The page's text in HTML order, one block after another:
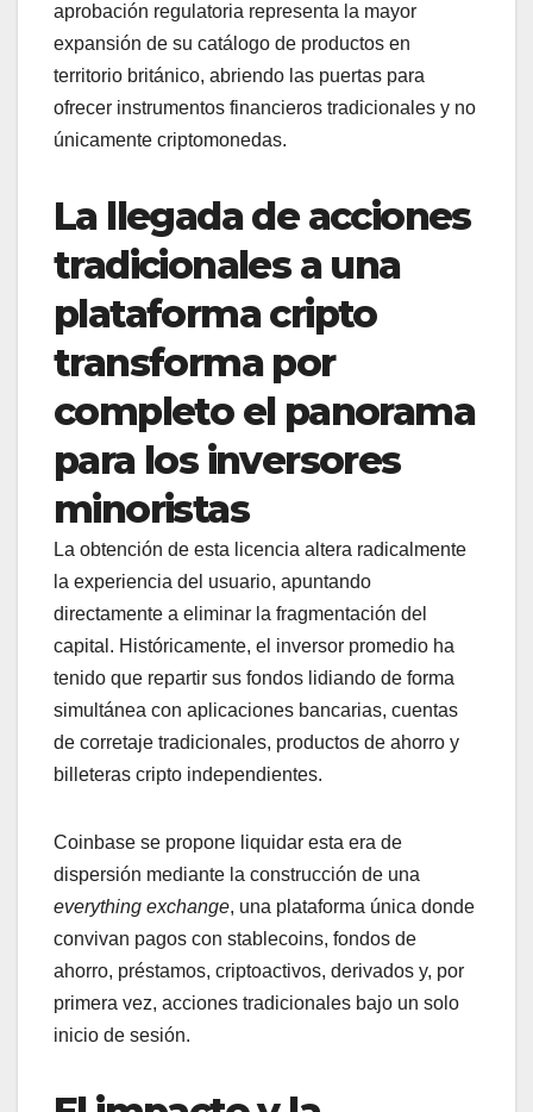
aprobación regulatoria representa la mayor
expansión de su catálogo de productos en
territorio británico, abriendo las puertas para
ofrecer instrumentos financieros tradicionales y no
únicamente criptomonedas.
La llegada de acciones
tradicionales a una
plataforma cripto
transforma por
completo el panorama
para los inversores
minoristas
La obtención de esta licencia altera radicalmente
la experiencia del usuario, apuntando
directamente a eliminar la fragmentación del
capital. Históricamente, el inversor promedio ha
tenido que repartir sus fondos lidiando de forma
simultánea con aplicaciones bancarias, cuentas
de corretaje tradicionales, productos de ahorro y
billeteras cripto independientes.
Coinbase se propone liquidar esta era de
dispersión mediante la construcción de una
everything exchange, una plataforma única donde
convivan pagos con stablecoins, fondos de
ahorro, préstamos, criptoactivos, derivados y, por
primera vez, acciones tradicionales bajo un solo
inicio de sesión.